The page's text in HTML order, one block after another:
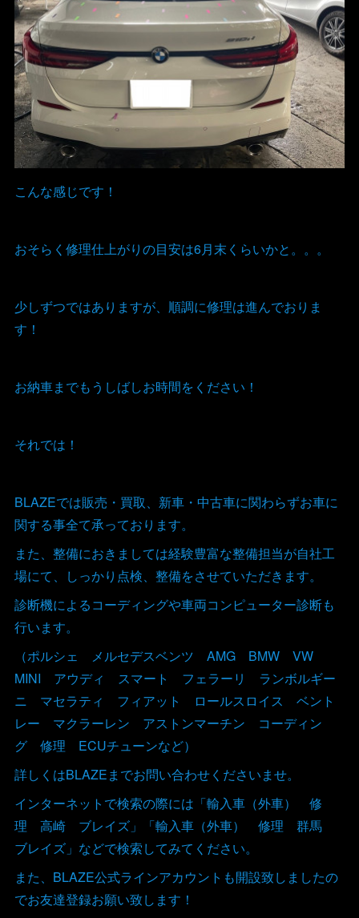
こんな感じです！
おそらく修理仕上がりの目安は6月末くらいかと。。。
少しずつではありますが、順調に修理は進んでおりま
す！
お納車までもうしばしお時間をください！
それでは！
BLAZEでは販売・買取、新車・中古車に関わらずお車に
関する事全て承っております。
また、整備におきましては経験豊富な整備担当が自社工
場にて、しっかり点検、整備をさせていただきます。
診断機によるコーディングや車両コンピューター診断も
行います。
（ポルシェ メルセデスベンツ AMG BMW VW
MINI アウディ スマート フェラーリ ランボルギー
ニ マセラティ フィアット ロールスロイス ベント
レー マクラーレン アストンマーチン コーディン
グ 修理 ECUチューンなど）
詳しくはBLAZEまでお問い合わせくださいませ。
インターネットで検索の際には「輸入車（外車） 修
理 高崎 ブレイズ」「輸入車（外車） 修理 群馬
ブレイズ」などで検索してみてください。
また、BLAZE公式ラインアカウントも開設致しましたの
でお友達登録お願い致します！